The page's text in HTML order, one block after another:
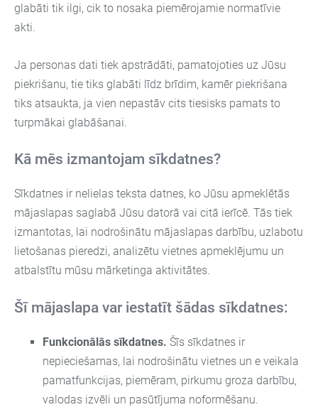
glabāti tik ilgi, cik to nosaka piemērojamie normatīvie
akti.
Ja personas dati tiek apstrādāti, pamatojoties uz Jūsu
piekrišanu, tie tiks glabāti līdz brīdim, kamēr piekrišana
tiks atsaukta, ja vien nepastāv cits tiesisks pamats to
turpmākai glabāšanai.
Kā mēs izmantojam sīkdatnes?
Sīkdatnes ir nelielas teksta datnes, ko Jūsu apmeklētās
mājaslapas saglabā Jūsu datorā vai citā ierīcē. Tās tiek
izmantotas, lai nodrošinātu mājaslapas darbību, uzlabotu
lietošanas pieredzi, analizētu vietnes apmeklējumu un
atbalstītu mūsu mārketinga aktivitātes.
Šī mājaslapa var iestatīt šādas sīkdatnes:
Funkcionālās sīkdatnes. Šīs sīkdatnes ir
nepieciešamas, lai nodrošinātu vietnes un e veikala
pamatfunkcijas, piemēram, pirkumu groza darbību,
valodas izvēli un pasūtījuma noformēšanu.